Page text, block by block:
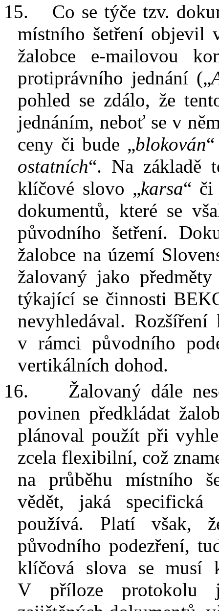
15.
Co se týče tzv.
místního šetření objevil
žalobce e-mailovou
protiprávního jednání („
pohled se zdálo, že
jednáním, neboť se v
ceny či bude „blokován
ostatních“. Na základě
klíčové slovo „karsa“ či
dokumentů, které se
původního šetření.
žalobce na území
žalovaný jako předměty
týkající se činnosti
nevyhledával.
v rámci původního
vertikálních dohod.
16.
Žalovaný dále
povinen předkládat
plánoval použít při
zcela flexibilní, což
na průběhu místního
vědět, jaká
používá. Platí však,
původního podezření,
klíčová slova semusí
V
příloze protokolu